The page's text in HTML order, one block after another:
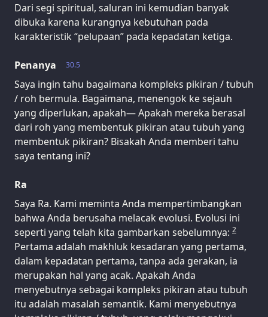
Dari segi spiritual, saluran ini kemudian banyak
dibuka karena kurangnya kebutuhan pada
karakteristik “pelupaan” pada kepadatan ketiga.
30.5
Penanya
Saya ingin tahu bagaimana kompleks pikiran / tubuh
/ roh bermula. Bagaimana, menengok ke sejauh
yang diperlukan, apakah— Apakah mereka berasal
dari roh yang membentuk pikiran atau tubuh yang
membentuk pikiran? Bisakah Anda memberi tahu
saya tentang ini?
Ra
Saya Ra. Kami meminta Anda mempertimbangkan
bahwa Anda berusaha melacak evolusi. Evolusi ini
seperti yang telah kita gambarkan sebelumnya: 2
Pertama adalah makhluk kesadaran yang pertama,
dalam kepadatan pertama, tanpa ada gerakan, ia
merupakan hal yang acak. Apakah Anda
menyebutnya sebagai kompleks pikiran atau tubuh
itu adalah masalah semantik. Kami menyebutnya